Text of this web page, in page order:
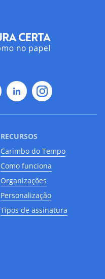
RECURSOS
Carimbo do Tempo
Como funciona
Organizações
Personalização
Tipos de assinatura